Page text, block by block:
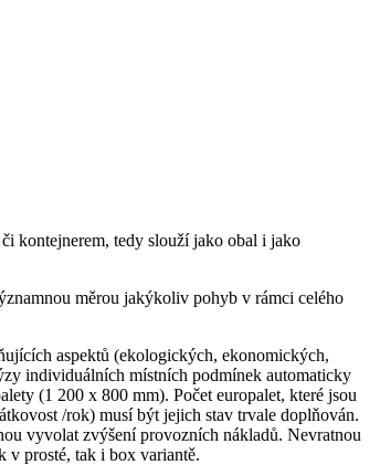
kontejnerem, tedy slouží jako obal i jako
měrou jakýkoliv pohyb v rámci celého
aspektů (ekologických, ekonomických,
individuálních místních podmínek automaticky
(1 200 x 800 mm). Počet europalet, které jsou
/rok) musí být jejich stav trvale doplňován.
vyvolat zvýšení provozních nákladů. Nevratnou
v prosté, tak i box variantě.